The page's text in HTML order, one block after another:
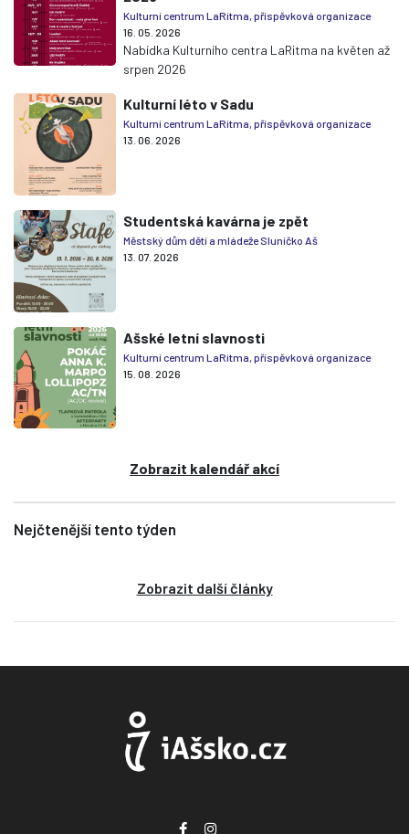
Kulturní centrum LaRitma, příspěvková organizace
16. 05. 2026
Nabídka Kulturního centra LaRitma na květen až
srpen 2026
Kulturní léto v Sadu
Kulturní centrum LaRitma, příspěvková organizace
13. 06. 2026
Studentská kavárna je zpět
Městský dům dětí a mládeže Sluníčko Aš
13. 07. 2026
Ašské letní slavnosti
Kulturní centrum LaRitma, příspěvková organizace
15. 08. 2026
Zobrazit kalendář akcí
Nejčtenější tento týden
Zobrazit další články